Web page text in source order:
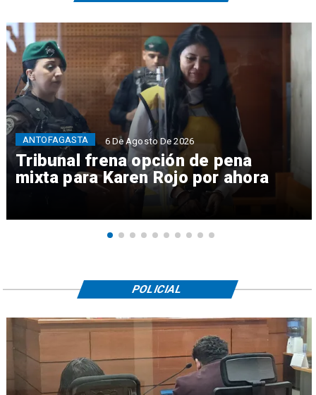
Tribunal frena opción de pena
mixta para Karen Rojo por ahora
ANTOFAGASTA 6 De Agosto De 2026
POLICIAL